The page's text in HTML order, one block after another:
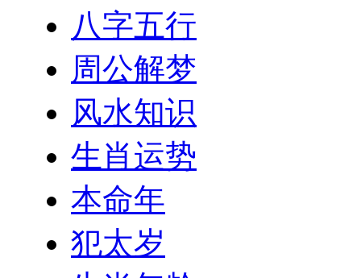
八字五行
周公解梦
风水知识
生肖运势
本命年
犯太岁